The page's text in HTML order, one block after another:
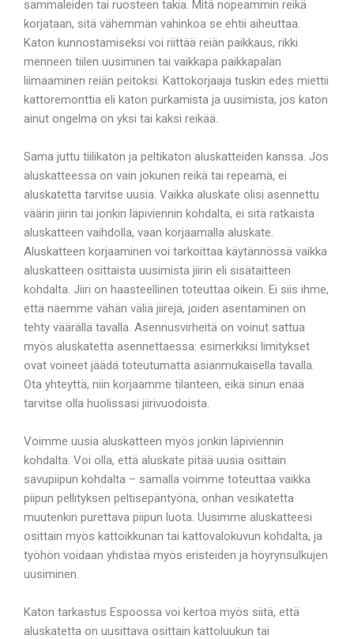
sammaleiden tai ruosteen takia. Mitä nopeammin reikä
korjataan, sitä vähemmän vahinkoa se ehtii aiheuttaa.
Katon kunnostamiseksi voi riittää reiän paikkaus, rikki
menneen tiilen uusiminen tai vaikkapa paikkapalan
liimaaminen reiän peitoksi. Kattokorjaaja tuskin edes miettii
kattoremonttia eli katon purkamista ja uusimista, jos katon
ainut ongelma on yksi tai kaksi reikää.
Sama juttu tiilikaton ja peltikaton aluskatteiden kanssa. Jos
aluskatteessa on vain jokunen reikä tai repeämä, ei
aluskatetta tarvitse uusia. Vaikka aluskate olisi asennettu
väärin jiirin tai jonkin läpiviennin kohdalta, ei sitä ratkaista
aluskatteen vaihdolla, vaan korjaamalla aluskate.
Aluskatteen korjaaminen voi tarkoittaa käytännössä vaikka
aluskatteen osittaista uusimista jiirin eli sisätaitteen
kohdalta. Jiiri on haasteellinen toteuttaa oikein. Ei siis ihme,
että näemme vähän väliä jiirejä, joiden asentaminen on
tehty väärällä tavalla. Asennusvirheitä on voinut sattua
myös aluskatetta asennettaessa: esimerkiksi limitykset
ovat voineet jäädä toteutumatta asianmukaisella tavalla.
Ota yhteyttä, niin korjaamme tilanteen, eikä sinun enää
tarvitse olla huolissasi jiirivuodoista.
Voimme uusia aluskatteen myös jonkin läpiviennin
kohdalta. Voi olla, että aluskate pitää uusia osittain
savupiipun kohdalta – samalla voimme toteuttaa vaikka
piipun pellityksen peltisepäntyönä, onhan vesikatetta
muutenkin purettava piipun luota. Uusimme aluskatteesi
osittain myös kattoikkunan tai kattovalokuvun kohdalta, ja
työhön voidaan yhdistää myös eristeiden ja höyrynsulkujen
uusiminen.
Katon tarkastus Espoossa voi kertoa myös siitä, että
aluskatetta on uusittava osittain kattoluukun tai